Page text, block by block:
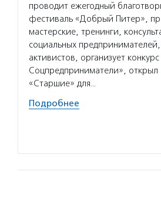
проводит ежегодный
фестиваль «Добрый Питер»,
мастерские, тренинги,
социальных
активистов, организует
Соцпредприниматели», открыл
«Старшие» для…
Подробнее